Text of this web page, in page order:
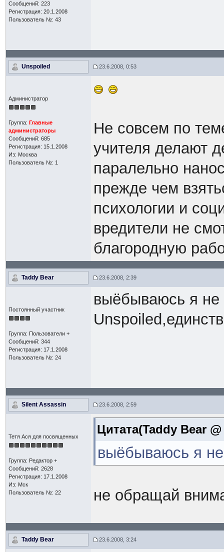
Сообщений: 223
Регистрация: 20.1.2008
Пользователь №: 43
Unspoiled 23.6.2008, 0:53
Администратор
Группа: Главные
администраторы
Сообщений: 685
Регистрация: 15.1.2008
Из: Москва
Пользователь №: 1
Не совсем по
учителя делают
паралельно
прежде чем
психологии и
вредители не
благородную
Taddy Bear 23.6.2008, 2:39
Постоянный участник
Группа: Пользователи +
Сообщений: 344
Регистрация: 17.1.2008
Пользователь №: 24
выёбываюсь я не
Silent Assassin 23.6.2008, 2:59
Тетя Ася для посвященных
Группа: Редактор +
Сообщений: 2628
Регистрация: 17.1.2008
Из: Мск
Пользователь №: 22
Цитата(Taddy Bear
выёбываюсь я
не обращай
Taddy Bear 23.6.2008, 3:24